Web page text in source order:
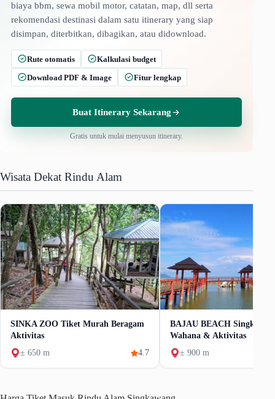
biaya bbm, sewa mobil motor, catatan, map, dll serta
rekomendasi destinasi dalam satu itinerary yang siap
disimpan, diterbitkan, dibagikan, atau didownload.
Rute otomatis
Kalkulasi budget
Download PDF & Image
Fitur lengkap
Buat Itinerary Sekarang
Gratis untuk mulai menyusun itinerary.
Wisata Dekat Rindu Alam
SINKA ZOO Tiket Murah Beragam
Aktivitas
± 650 m
4.7
BAJAU BEACH
Wahana & Aktivitas
± 900 m